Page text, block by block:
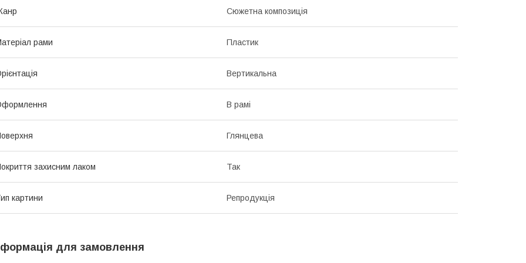
Сюжетна композиція
рами Пластик
Вертикальна
В рамі
Глянцева
захисним лаком Так
картини Репродукція
для замовлення